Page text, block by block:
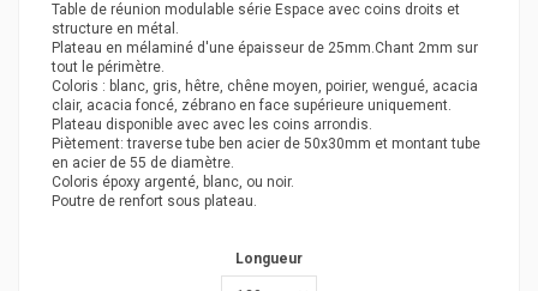
Table de réunion modulable série Espace avec coins droits et
structure en métal.
Plateau en mélaminé d'une épaisseur de 25mm.Chant 2mm sur
tout le périmètre.
Coloris : blanc, gris, hêtre, chêne moyen, poirier, wengué, acacia
clair, acacia foncé, zébrano en face supérieure uniquement.
Plateau disponible avec avec les coins arrondis.
Piètement: traverse tube ben acier de 50x30mm et montant tube
en acier de 55 de diamètre.
Coloris époxy argenté, blanc, ou noir.
Poutre de renfort sous plateau.
Longueur